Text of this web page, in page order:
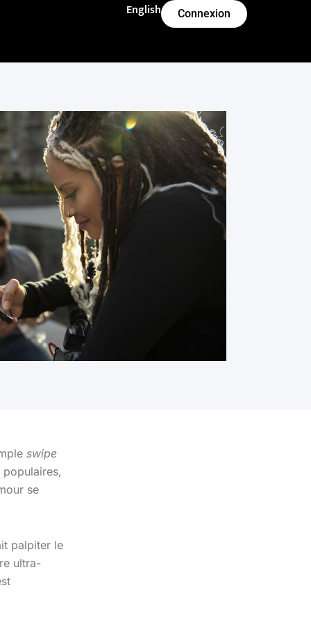
English Connexion
swipe
se
palpiter le
ultra-